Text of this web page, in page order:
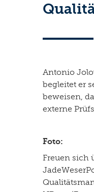
Antonio
begleitet er
beweisen,
externe
Foto:
Freuen sich